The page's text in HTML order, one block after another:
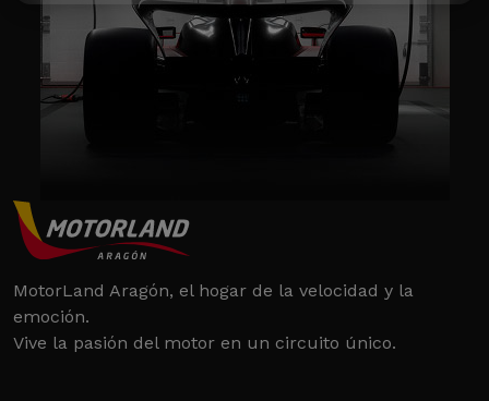
MotorLand Aragón, el hogar de la velocidad y la
emoción.
Vive la pasión del motor en un circuito único.